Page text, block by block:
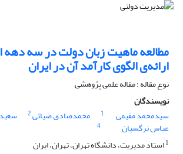
مطالعه ماهیت زبان دولت در سه دهه
ارائه‌ی الگوی کارآمد آن در ایران
نوع مقاله : مقاله علمی پژوهشی
نویسندگان
سیدمحمد مقیمی
1 محمدصادق ضیائی2
عباس نرگسیان
4
1استاد مدیریت، دانشگاه تهران، تهران، ایران